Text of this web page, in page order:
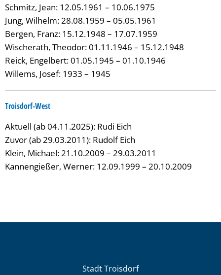
Schmitz, Jean: 12.05.1961 – 10.06.1975
Jung, Wilhelm: 28.08.1959 – 05.05.1961
Bergen, Franz: 15.12.1948 – 17.07.1959
Wischerath, Theodor: 01.11.1946 – 15.12.1948
Reick, Engelbert: 01.05.1945 – 01.10.1946
Willems, Josef: 1933 – 1945
Troisdorf-West
Aktuell (ab 04.11.2025): Rudi Eich
Zuvor (ab 29.03.2011): Rudolf Eich
Klein, Michael: 21.10.2009 – 29.03.2011
Kannengießer, Werner: 12.09.1999 – 20.10.2009
Stadt Troisdorf